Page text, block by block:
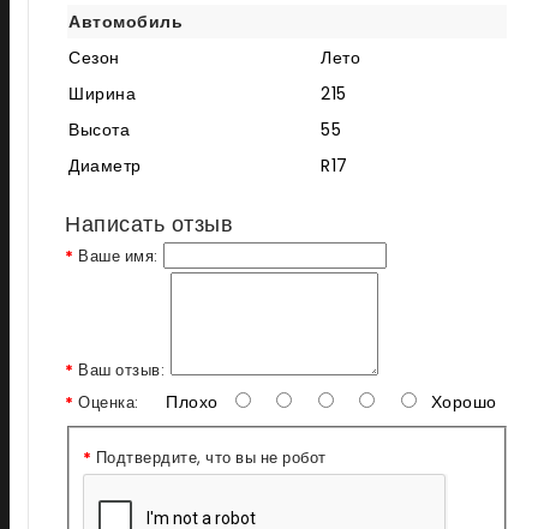
Автомобиль
Сезон
Лето
Ширина
215
Высота
55
Диаметр
R17
Написать отзыв
Ваше имя:
Ваш отзыв:
Оценка:
Плохо Хорошо
Подтвердите, что вы не робот